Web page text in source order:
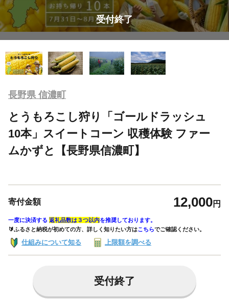
受付終了
長野県 信濃町
とうもろこし狩り「ゴールドラッシュ
10本」スイートコーン 収穫体験 ファー
ムかずと【長野県信濃町】
寄付金額 12,000円
一度に決済する 返礼品数は３つ以内を推奨しております。
🔰ふるさと納税が初めての方、詳しく知りたい方はこちらでご確認ください。
仕組みについて知る 上限額を調べる
受付終了